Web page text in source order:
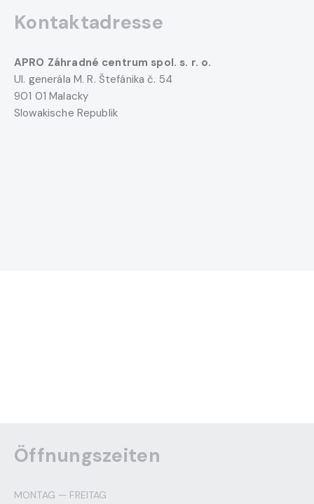
Kontaktadresse
APRO Záhradné centrum spol. s. r. o.
Ul. generála M. R. Štefánika č. 54
901 01 Malacky
Slowakische Republik
Öffnungszeiten
MONTAG — FREITAG